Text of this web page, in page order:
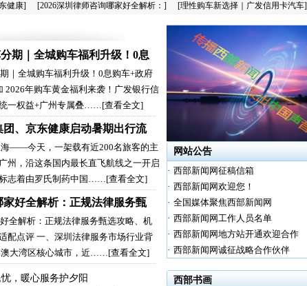
健康] [2026深圳律师咨询哪家好全解析： ] [理性购车新选择｜广发信用卡汽车]
期｜全城购车福利升级！0息
｜全城购车福利升级！0息购车+政府
2026年购车黄金福利来袭！广发银行信
一权益+广州专属叠……[查看全文]
、京东健康启动暑期出行流
海——今天，一架载有近200名旅客的主
州，沿这条国内最长直飞航线之一开启
志着由罗氏制药中国……[查看全文]
家好全解析：正规法律服务甄
全解析：正规法律服务甄选攻略、机
配点评 一、深圳法律服务市场行业背
澳大湾区核心城市，近……[查看全文]
网站公告
· 西部新闻网征稿信箱
· 西部新闻网欢迎您！
· 全国媒体聚焦西部新闻网
· 西部新闻网工作人员名单
· 西部新闻网地方站开通欢迎合作
· 西部新闻网诚征战略合作伙伴
，暖心服务护夕阳
西部书画